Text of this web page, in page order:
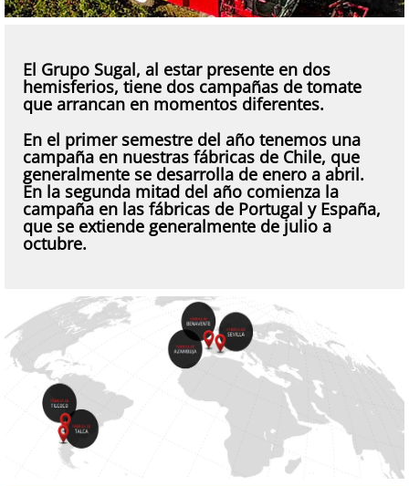
El Grupo Sugal, al estar presente en dos
hemisferios, tiene dos campañas de tomate
que arrancan en momentos diferentes.
En el primer semestre del año tenemos una
campaña en nuestras fábricas de Chile, que
generalmente se desarrolla de enero a abril.
En la segunda mitad del año comienza la
campaña en las fábricas de Portugal y España,
que se extiende generalmente de julio a
octubre.